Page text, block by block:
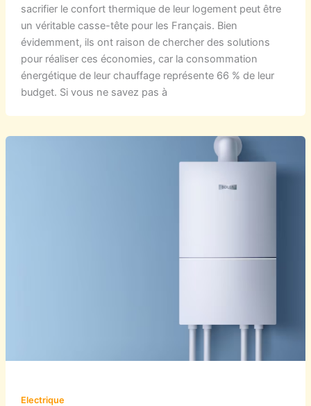
sacrifier le confort thermique de leur logement peut être
un véritable casse-tête pour les Français. Bien
évidemment, ils ont raison de chercher des solutions
pour réaliser ces économies, car la consommation
énergétique de leur chauffage représente 66 % de leur
budget. Si vous ne savez pas à
Electrique